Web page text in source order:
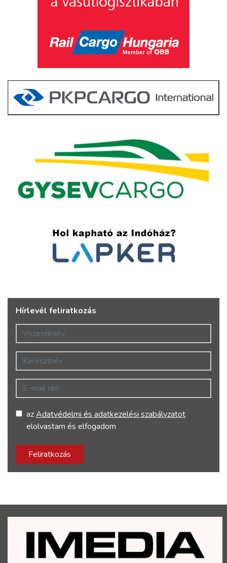
Hírlevél feliratkozás
Vezetéknév
Keresztnév
E-mail cím
azAdatvédelmi és adatkezelési szabályzatot
elolvastam és elfogadom
Feliratkozás